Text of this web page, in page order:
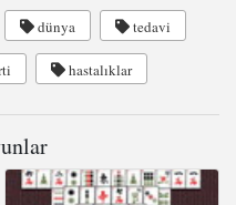
dünya tedavi
hastalıklar